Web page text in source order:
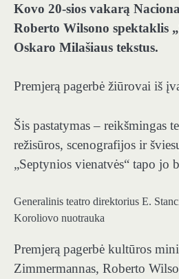
Kovo 20-sios vakarą
Roberto Wilsono spektaklis
Oskaro Milašiaus tekstus.
Premjerą pagerbė žiūrovai iš
Šis pastatymas – reikšmingas
režisūros, scenografijos ir
„Septynios vienatvės“ tapo
Generalinis teatro direktorius E.
Koroliovo nuotrauka
Premjerą pagerbė kultūros
Zimmermannas, Roberto